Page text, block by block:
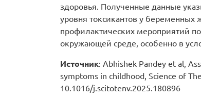
здоровья. Полученные данные
уровня токсикантов у
профилактических мероприятий
окружающей среде, особенно в
Источник: Abhishek Pandey et al,
symptoms in childhood, Science of
10.1016/j.scitotenv.2025.180896